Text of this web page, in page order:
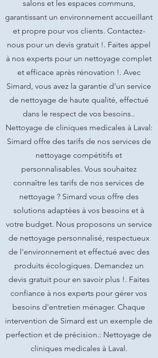
salons et les espaces communs,
garantissant un environnement accueillant
et propre pour vos clients. Contactez-
nous pour un devis gratuit !. Faites appel
à nos experts pour un nettoyage complet
et efficace après rénovation !. Avec
Simard, vous avez la garantie d'un service
de nettoyage de haute qualité, effectué
dans le respect de vos besoins..
Nettoyage de cliniques medicales à Laval:
Simard offre des tarifs de nos services de
nettoyage compétitifs et
personnalisables. Vous souhaitez
connaître les tarifs de nos services de
nettoyage ? Simard vous offre des
solutions adaptées à vos besoins et à
votre budget. Nous proposons un service
de nettoyage personnalisé, respectueux
de l'environnement et effectué avec des
produits écologiques. Demandez un
devis gratuit pour en savoir plus !. Faites
confiance à nos experts pour gérer vos
besoins d'entretien ménager. Chaque
intervention de Simard est un exemple de
perfection et de précision.: Nettoyage de
cliniques medicales à Laval.